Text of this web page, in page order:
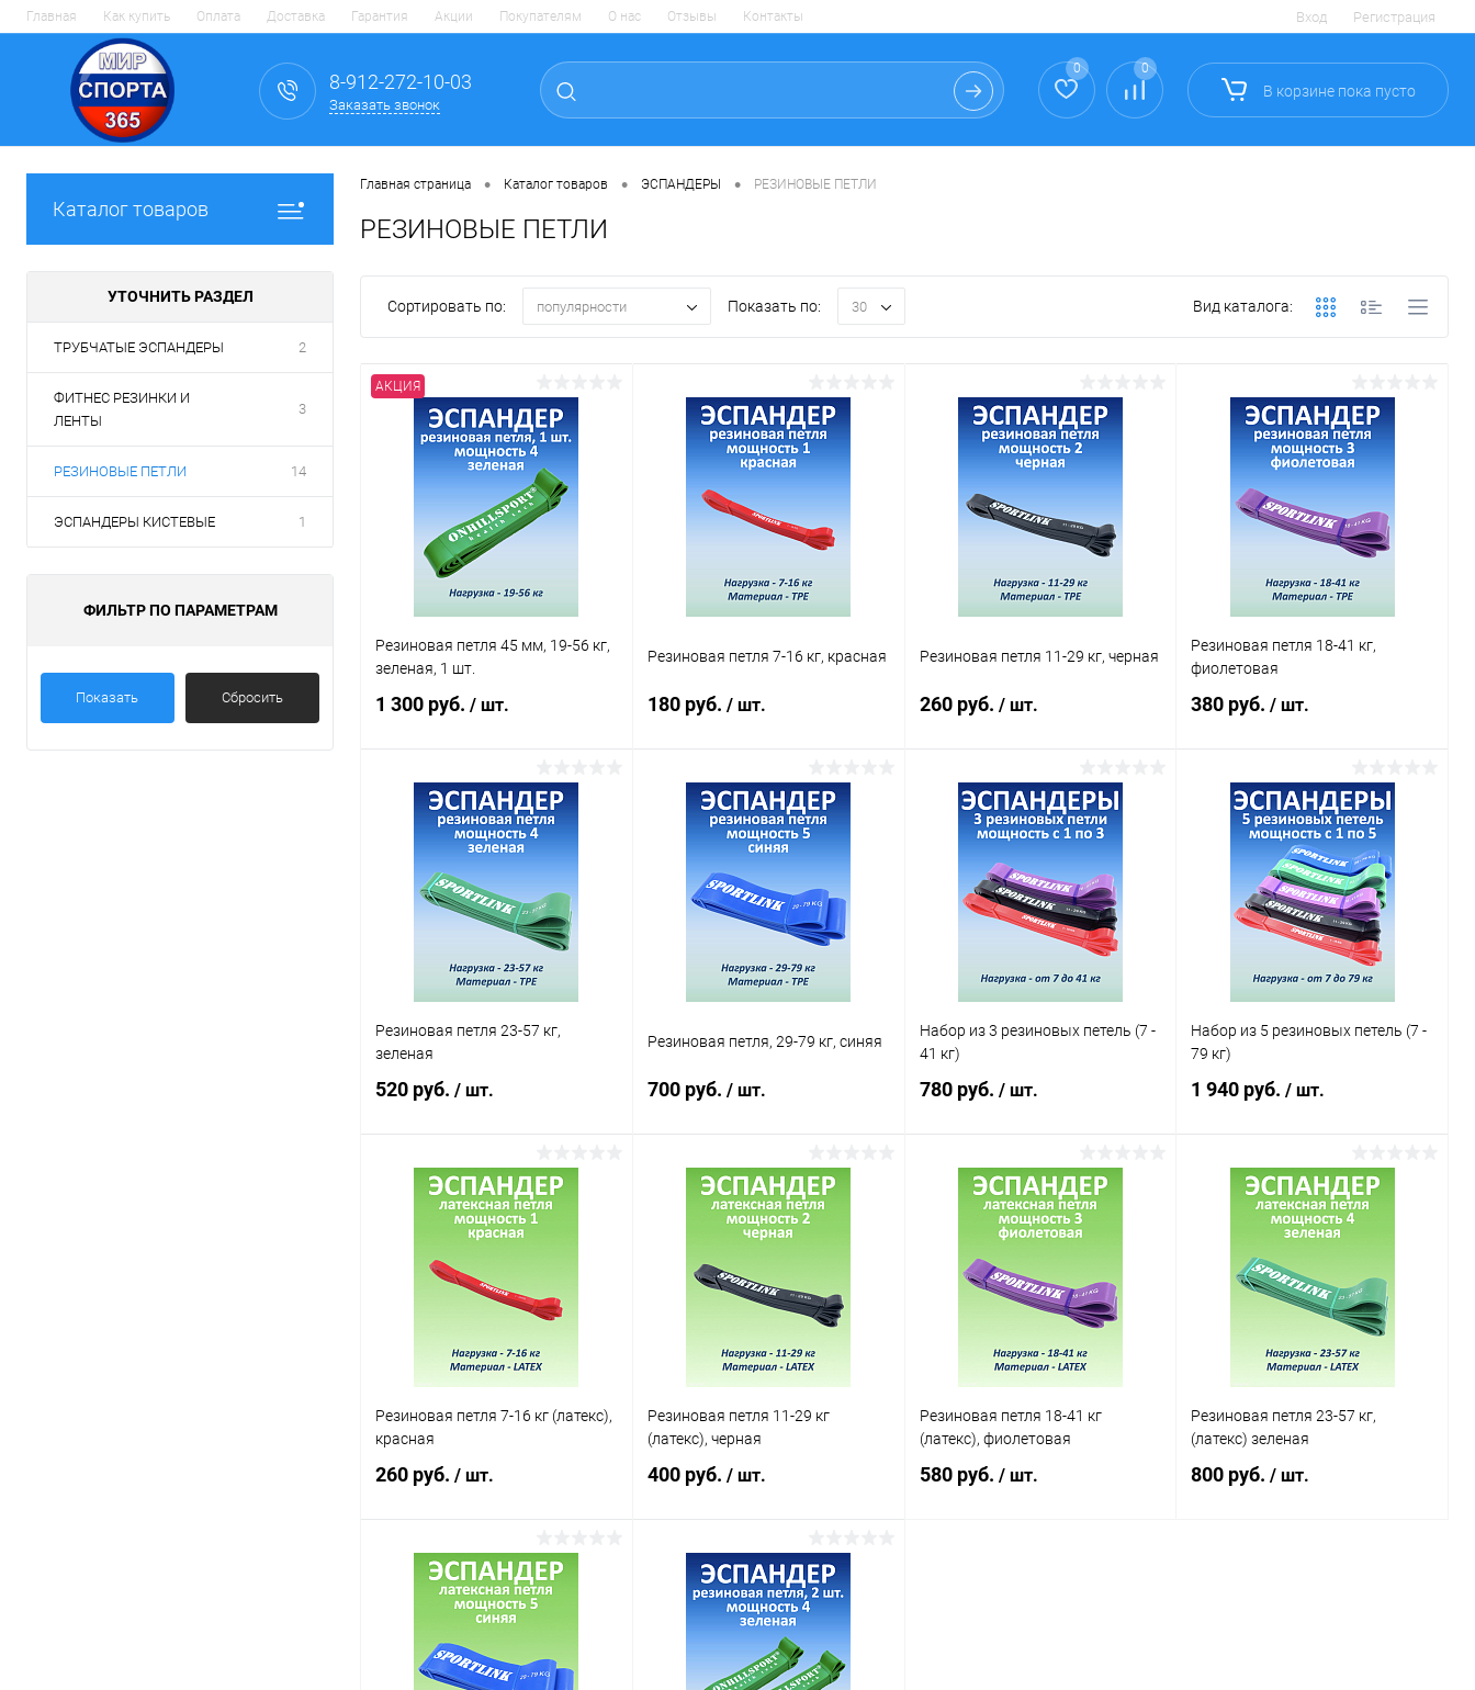
Главная Как купить Оплата Доставка Гарантия Акции Покупателям О нас Отзывы Контакты Вход Регистрация
8-912-272-10-03
Заказать звонок
0 0
В корзине пока пусто
Каталог товаров
УТОЧНИТЬ РАЗДЕЛ
ТРУБЧАТЫЕ ЭСПАНДЕРЫ 2
ФИТНЕС РЕЗИНКИ И
ЛЕНТЫ
3
РЕЗИНОВЫЕ ПЕТЛИ 14
ЭСПАНДЕРЫ КИСТЕВЫЕ 1
ФИЛЬТР ПО ПАРАМЕТРАМ
Показать Сбросить
Главная страница • Каталог товаров • ЭСПАНДЕРЫ • РЕЗИНОВЫЕ ПЕТЛИ
РЕЗИНОВЫЕ ПЕТЛИ
Сортировать по: популярности Показать по: 30 Вид каталога:
АКЦИЯ
Резиновая петля 45 мм, 19-56 кг,
зеленая, 1 шт.
1 300 руб. / шт.
В корзину
Купить в 1 клик
В избранное Под заказ
Резиновая петля 7-16 кг, красная
180 руб. / шт.
В корзину
Купить в 1 клик
В избранное В наличии
Резиновая петля 11-29 кг, черная
260 руб. / шт.
В корзину
В избранное В наличии
Резиновая петля 18-41 кг,
фиолетовая
380 руб. / шт.
В корзину
Купить в 1 клик Сравнение
В избранное В наличии
Резиновая петля 23-57 кг,
зеленая
520 руб. / шт.
В корзину
Купить в 1 клик
В избранное
Резиновая петля, 29-79 кг, синяя
700 руб. / шт.
В корзину
Купить в 1 клик
В избранное
Набор из 3 резиновых петель (7 -
41 кг)
780 руб. / шт.
В корзину
Купить в 1 клик Сравнение
В избранное
Набор из 5 резиновых петель (7 -
79 кг)
1 940 руб. / шт.
В корзину
Купить в 1 клик
В избранное В наличии
Резиновая петля 7-16 кг (латекс),
красная
260 руб. / шт.
В корзину
Купить в 1 клик
В избранное В наличии
Резиновая петля 11-29 кг
(латекс), черная
400 руб. / шт.
В корзину
Купить в 1 клик
В избранное В наличии
Резиновая петля 18-41 кг
(латекс), фиолетовая
580 руб. / шт.
Резиновая петля 23-57 кг,
(латекс) зеленая
800 руб. / шт.